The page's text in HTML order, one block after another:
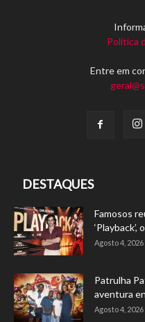
Política
Entre em
DESTAQUES
Famosos
Agosto 4, 2026
Patrulha
aventura
Agosto 4, 2026